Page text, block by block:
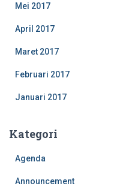
Mei 2017
April 2017
Maret 2017
Februari 2017
Januari 2017
Kategori
Agenda
Announcement